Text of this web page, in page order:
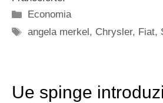
Categorie
Economia
Tag
angela merkel , Chrysler, Fiat,
Ue spinge